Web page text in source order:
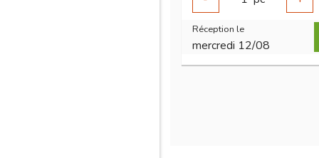
Réception le
mercredi 12/08